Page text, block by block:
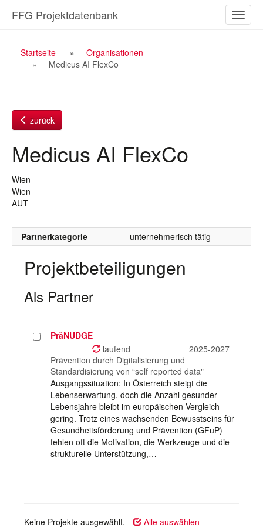
Inhalt
ein-/
FFG Projektdatenbank
Breadcrumb
Navigation
Startseite
Organisationen
Medicus AI FlexCo
zurück
Medicus AI FlexCo
Wien
Wien
AUT
Partnerkategorie unternehmerisch tätig
Projektbeteiligungen
Als Partner
ProjektPräNUDGE
laufend
2025-2027
Prävention durch Digitalisierung und
Standardisierung von “self reported data"
Ausgangssituation: In Österreich steigt die
Lebenserwartung, doch die Anzahl gesunder
Lebensjahre bleibt im europäischen Vergleich
gering. Trotz eines wachsenden Bewusstseins für
Gesundheitsförderung und Prävention (GFuP)
fehlen oft die Motivation, die Werkzeuge und die
strukturelle Unterstützung,…
Keine Projekte ausgewählt. Alle auswählen